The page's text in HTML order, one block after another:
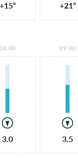
+15° +21°
3.0
09:00
3.5